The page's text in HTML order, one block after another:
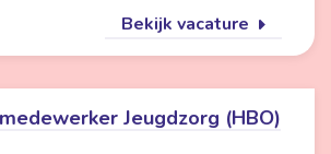
Bekijk vacature
Jeugdzorg (HBO)